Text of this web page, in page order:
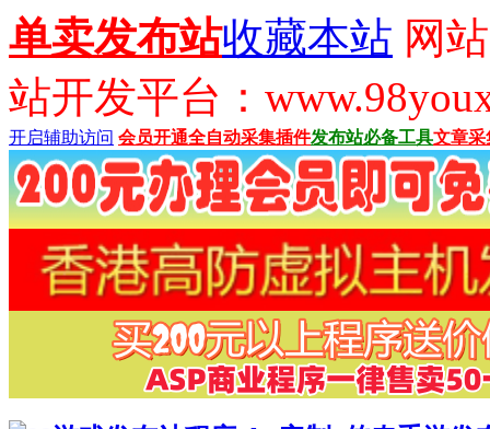
单卖发布站收藏本站 网
站开发平台：
开启辅助访问 会员开通全自动采集插件发布站必备工具文章采